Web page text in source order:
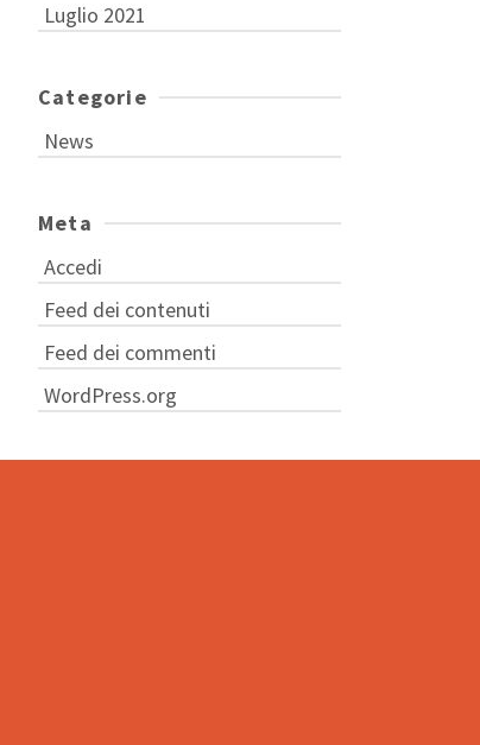
Luglio 2021
Categorie
News
Meta
Accedi
Feed dei contenuti
Feed dei commenti
WordPress.org